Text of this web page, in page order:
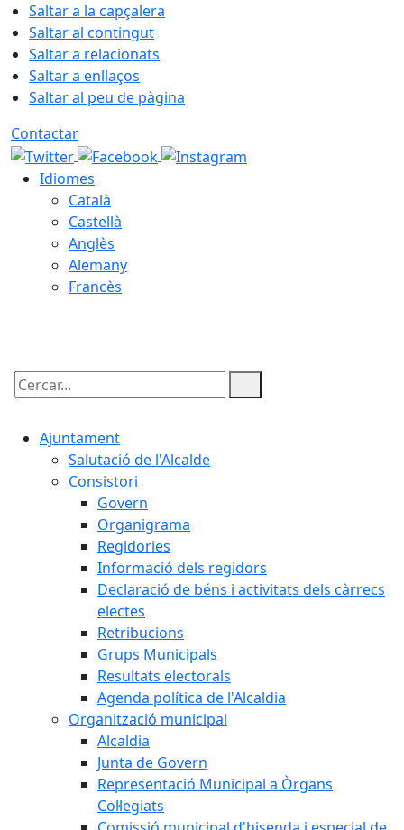
Saltar a la capçalera
Saltar al contingut
Saltar a relacionats
Saltar a enllaços
Saltar al peu de pàgina
Contactar
Idiomes
Català
Castellà
Anglès
Alemany
Francès
Cercar:
Ajuntament
Salutació de l'Alcalde
Consistori
Govern
Organigrama
Regidories
Informació dels regidors
Declaració de béns i activitats dels càrrecs
electes
Retribucions
Grups Municipals
Resultats electorals
Agenda política de l'Alcaldia
Organització municipal
Alcaldia
Junta de Govern
Representació Municipal a Òrgans
Col·legiats